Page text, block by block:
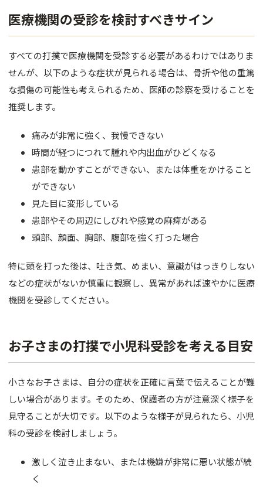
医療機関の受診を検討すべきサイン
すべての打撲で医療機関を受診する必要があるわけではありま
せんが、以下のような症状が見られる場合は、骨折や他の重篤
な損傷の可能性も考えられるため、医師の診察を受けることを
推奨します。
痛みが非常に強く、我慢できない
時間が経つにつれて腫れや内出血がひどくなる
患部を動かすことができない、または体重をかけること
ができない
見た目に変形している
患部やその周辺にしびれや感覚の麻痺がある
頭部、顔面、胸部、腹部を強く打った場合
特に頭を打った後は、吐き気、めまい、意識がはっきりしない
などの症状がないか慎重に観察し、異常があれば速やかに医療
機関を受診してください。
お子さまの打撲で小児科受診を考える目安
小さなお子さまは、自分の症状を正確に言葉で伝えることが難
しい場合があります。そのため、保護者の方が注意深く様子を
見守ることが大切です。以下のような様子が見られたら、小児
科の受診を検討しましょう。
激しく泣き止まない、または機嫌が非常に悪い状態が続
く